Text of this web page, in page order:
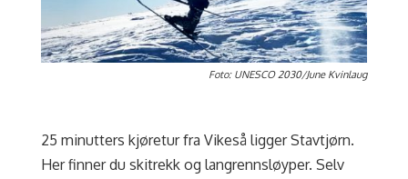
Foto: UNESCO 2030/June Kvinlaug
25 minutters kjøretur fra Vikeså ligger Stavtjørn.
Her finner du skitrekk og langrennsløyper. Selv